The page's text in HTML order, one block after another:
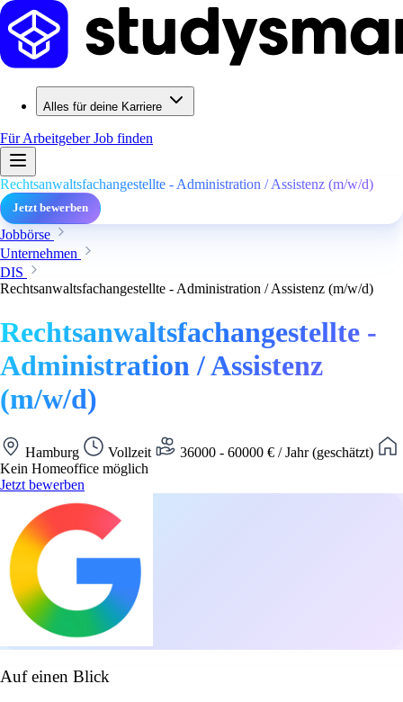
Alles für deine Karriere
Für ArbeitgeberJob finden
Rechtsanwaltsfachangestellte - Administration / Assistenz (m/w/d)
Jetzt bewerben
Jobbörse
Unternehmen
DIS
Rechtsanwaltsfachangestellte - Administration / Assistenz (m/w/d)
Rechtsanwaltsfachangestellte -
Administration / Assistenz
(m/w/d)
Hamburg Vollzeit
36000 - 60000 € / Jahr (geschätzt)
Kein Homeoffice möglich
Jetzt bewerben
Auf einen Blick